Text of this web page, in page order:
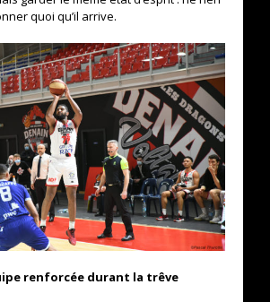
quoi qu’il arrive.
renforcée durant la trêve